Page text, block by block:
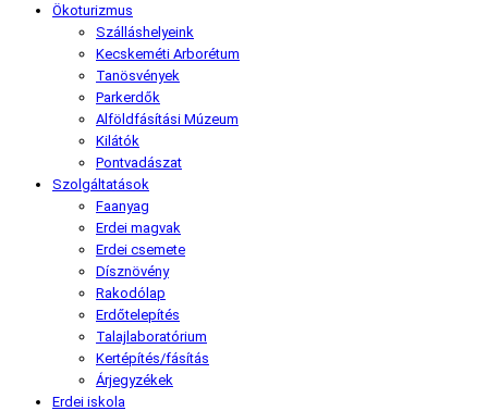
Ökoturizmus
Szálláshelyeink
Kecskeméti Arborétum
Tanösvények
Parkerdők
Alföldfásítási Múzeum
Kilátók
Pontvadászat
Szolgáltatások
Faanyag
Erdei magvak
Erdei csemete
Dísznövény
Rakodólap
Erdőtelepítés
Talajlaboratórium
Kertépítés/fásítás
Árjegyzékek
Erdei iskola